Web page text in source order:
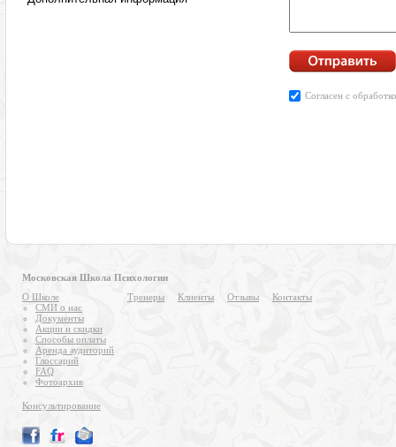
Московская Школа Психологии
О Школе
СМИ о нас
Документы
Акции и скидки
Способы оплаты
Аренда аудиторий
Глоссарий
FAQ
Фотоархив
Тренеры Клиенты Отзывы Контакты
Консультирование